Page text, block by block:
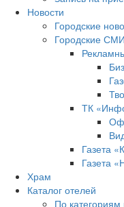
Новости
Городские
Городские СМИ
ТК
Газета
Газета
Храм
Каталог отелей
По